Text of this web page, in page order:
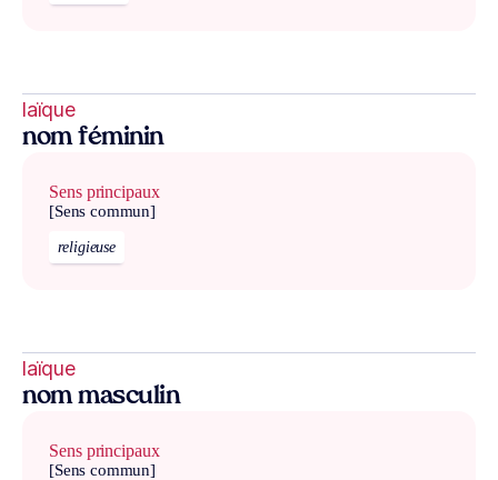
laïque
nom féminin
Sens principaux
[Sens commun]
religieuse
laïque
nom masculin
Sens principaux
[Sens commun]